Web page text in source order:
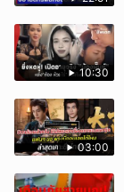
10:30
03:00